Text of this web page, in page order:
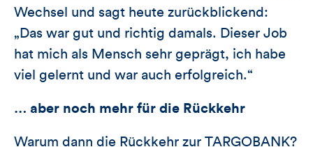
Wechsel und sagt heute zurückblickend:
„Das war gut und richtig damals. Dieser Job
hat mich als Mensch sehr geprägt, ich habe
viel gelernt und war auch erfolgreich.“
… aber noch mehr für die Rückkehr
Warum dann die Rückkehr zur TARGOBANK?